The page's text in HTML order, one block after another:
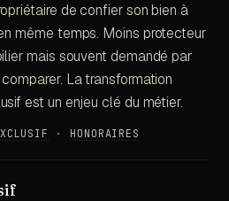
de confier son bien à
même temps. Moins protecteur
mais souvent demandé par
La transformation
est un enjeu clé du métier.
· HONORAIRES